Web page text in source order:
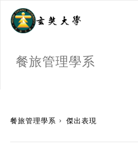
餐旅管理學系
餐旅管理學系 傑出表現